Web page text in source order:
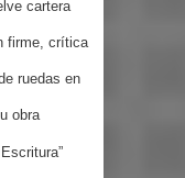
cartera
firme, crítica
ruedas en
obra